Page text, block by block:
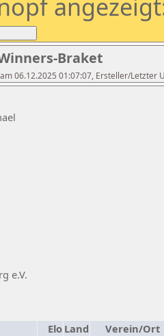
Braket
06.12.2025 01:07:07, Ersteller/Letzter
e.V.
Elo Land
Verein/Ort